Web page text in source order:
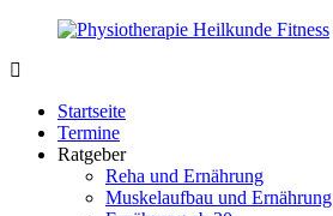
Zurück
Inhalt
Fit.de
Körper
Startseite
Termine
Ratgeber
Reha und Ernährung
Muskelaufbau und Ernährung